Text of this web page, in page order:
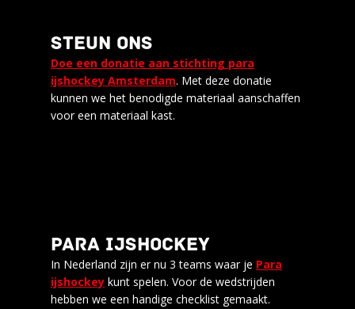
Gisteren stond de ijsbaan in Haarlem in het teken
van een promotietraining. Daar lieten zes spelers
van ons team zien wat para ijshockey écht is.
REPARATIE PARA
IJSHOCKEYHANDSCHOENEN
STEUN ONS
Doe een donatie aan stichting para
ijshockey Amsterdam. Met deze donatie
kunnen we het benodigde materiaal aanschaffen
voor een materiaal kast.
PARA IJSHOCKEY
In Nederland zijn er nu 3 teams waar je Para
ijshockey kunt spelen. Voor de wedstrijden
hebben we een handige checklist gemaakt.